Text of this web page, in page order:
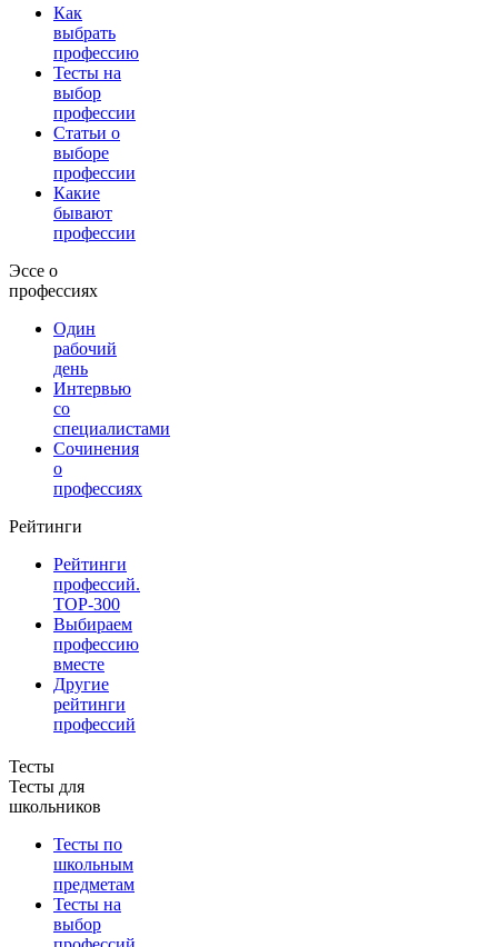
Как
выбрать
профессию
Тесты на
выбор
профессии
Статьи о
выборе
профессии
Какие
бывают
профессии
Эссе о
профессиях
Один
рабочий
день
Интервью
со
специалистами
Сочинения
о
профессиях
Рейтинги
Рейтинги
профессий.
TOP-300
Выбираем
профессию
вместе
Другие
рейтинги
профессий
Тесты
Тесты для
школьников
Тесты по
школьным
предметам
Тесты на
выбор